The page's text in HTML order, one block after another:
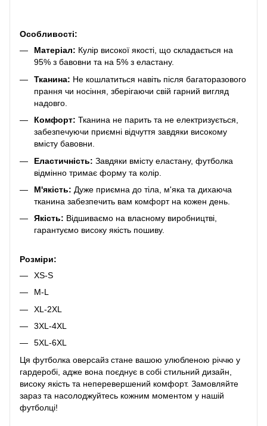
Особливості:
Матеріал: Кулір високої якості, що складається на
95% з бавовни та на 5% з еластану.
Тканина: Не кошлатиться навіть після багаторазового
прання чи носіння, зберігаючи свій гарний вигляд
надовго.
Комфорт: Тканина не парить та не електризується,
забезпечуючи приємні відчуття завдяки високому
вмісту бавовни.
Еластичність: Завдяки вмісту еластану, футболка
відмінно тримає форму та колір.
М'якість: Дуже приємна до тіла, м'яка та дихаюча
тканина забезпечить вам комфорт на кожен день.
Якість: Відшиваємо на власному виробництві,
гарантуємо високу якість пошиву.
Розміри:
XS-S
M-L
XL-2XL
3XL-4XL
5XL-6XL
Ця футболка оверсайз стане вашою улюбленою річчю у
гардеробі, адже вона поєднує в собі стильний дизайн,
високу якість та неперевершений комфорт. Замовляйте
зараз та насолоджуйтесь кожним моментом у нашій
футболці!